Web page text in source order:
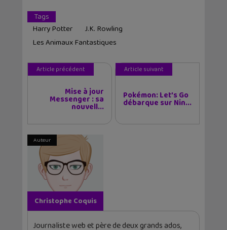
Tags
Harry Potter
J.K. Rowling
Les Animaux Fantastiques
Article précédent
Mise à jour
Messenger : sa
nouvell...
Article suivant
Pokémon: Let’s Go
débarque sur Nin...
Auteur
Christophe Coquis
Journaliste web et père de deux grands ados,